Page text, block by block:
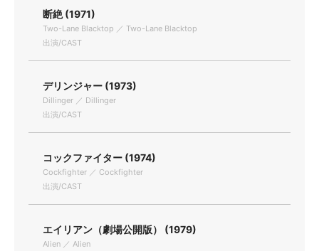
断絶 (1971)
Two-Lane Blacktop ／ Two-Lane Blacktop
出演/CAST
デリンジャー (1973)
Dillinger ／ Dillinger
出演/CAST
コックファイター (1974)
Cockfighter ／ Cockfighter
出演/CAST
エイリアン（劇場公開版） (1979)
Alien ／ Alien